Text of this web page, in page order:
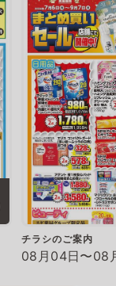
チラシのご案内
08月04日〜08